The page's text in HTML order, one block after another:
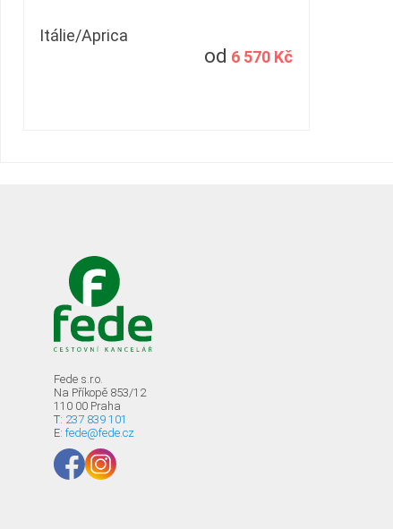
Itálie/Aprica
od 6 570 Kč
Fede s.r.o.
Na Příkopě 853/12
110 00 Praha
T: 237 839 101
E: fede@fede.cz